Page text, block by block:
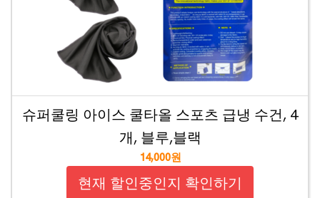
슈퍼쿨링 아이스 쿨타올 스포츠 급냉 수건, 4
개, 블루,블랙
14,000원
현재 할인중인지 확인하기